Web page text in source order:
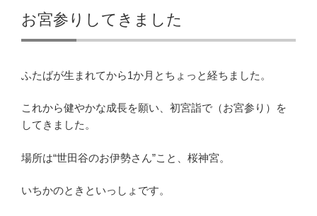
お宮参りしてきました
ふたばが生まれてから1か月とちょっと経ちました。
これから健やかな成長を願い、初宮詣で（お宮参り）を
してきました。
場所は“世田谷のお伊勢さん”こと、桜神宮。
いちかのときといっしょです。